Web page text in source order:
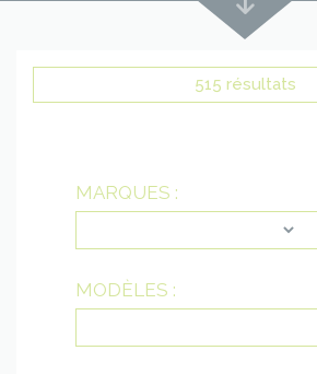
Lire
plus
bas
515 résultats
MARQUES :
MODÈLES :